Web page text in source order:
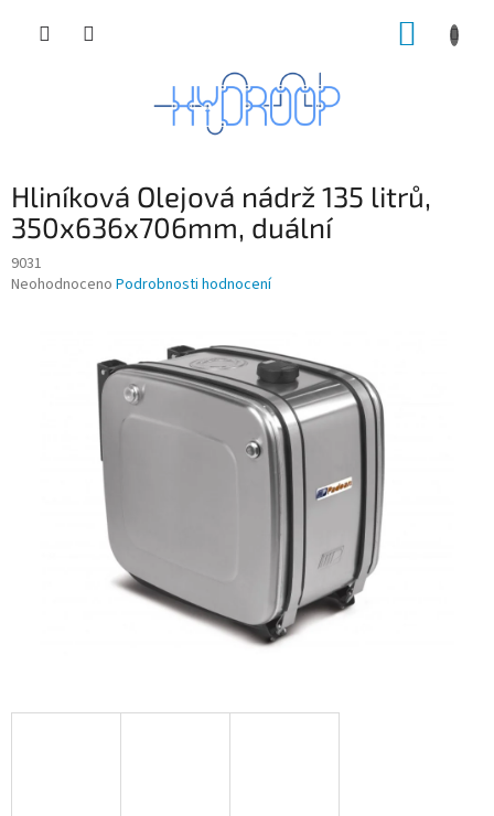
Hliníková Olejová nádrž 135 litrů,
350x636x706mm, duální
9031
Průměrné
Neohodnoceno Podrobnosti hodnocení